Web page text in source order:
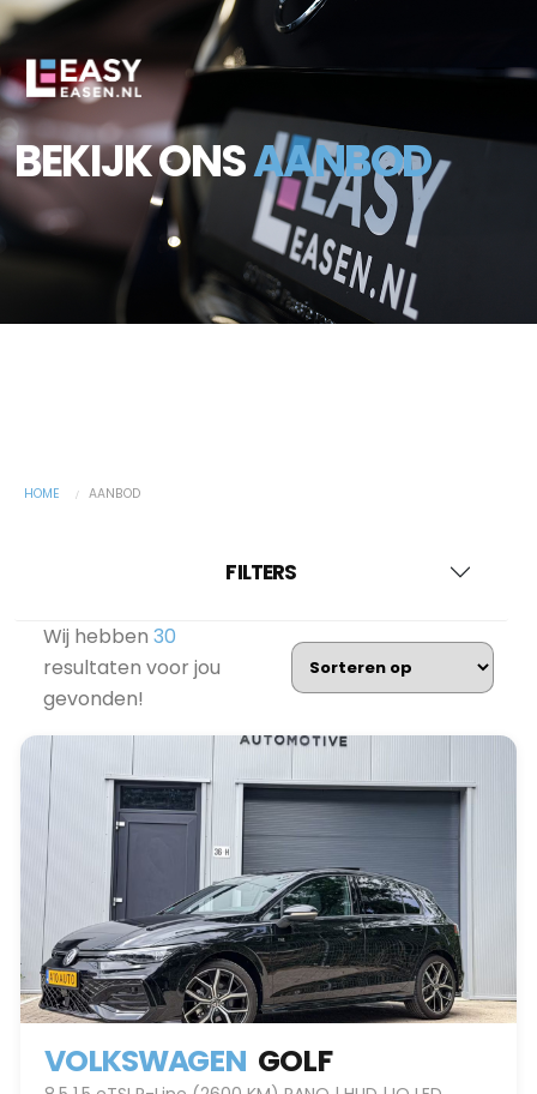
BEKIJK ONSAANBOD
HOME AANBOD
FILTERS
Wij hebben 30
resultaten voor jou
gevonden!
VOLKSWAGEN GOLF